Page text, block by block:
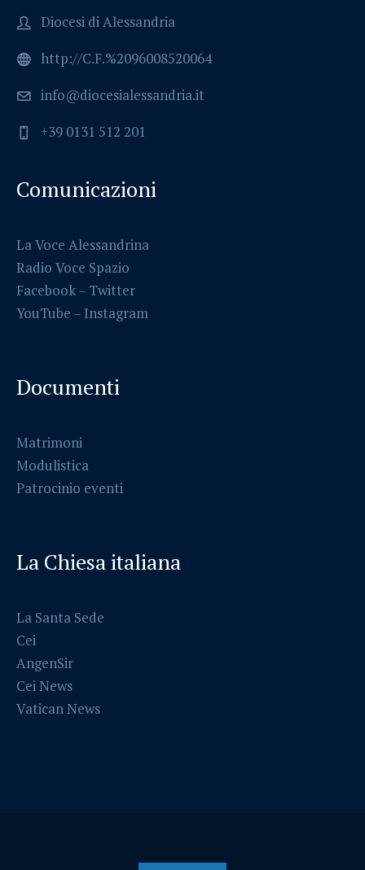
Diocesi di Alessandria
http://C.F.%2096008520064
info@diocesialessandria.it
+39 0131 512 201
Comunicazioni
La Voce Alessandrina
Radio Voce Spazio
Facebook– Twitter
YouTube – Instagram
Documenti
Matrimoni
Modulistica
Patrocinio eventi
La Chiesa italiana
La Santa Sede
Cei
AngenSir
Cei News
Vatican News